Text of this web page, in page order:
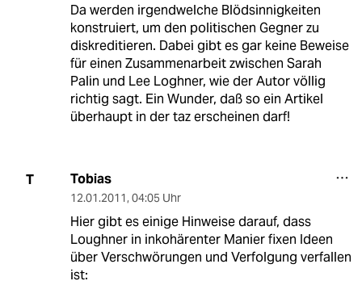
Da werden irgendwelche Blödsinnigkeiten
konstruiert, um den politischen Gegner zu
diskreditieren. Dabei gibt es gar keine Beweise
für einen Zusammenarbeit zwischen Sarah
Palin und Lee Loghner, wie der Autor völlig
richtig sagt. Ein Wunder, daß so ein Artikel
überhaupt in der taz erscheinen darf!
T Tobias
12.01.2011, 04:05 Uhr
Hier gibt es einige Hinweise darauf, dass
Loughner in inkohärenter Manier fixen Ideen
über Verschwörungen und Verfolgung verfallen
ist: